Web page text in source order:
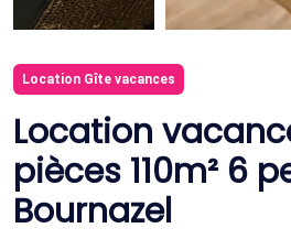
Location Gîte vacances
Location
pièces 110m² 6
Bournazel